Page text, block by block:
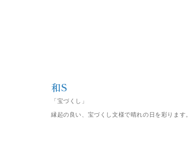
和S
「宝づくし」
縁起の良い、宝づくし文様で晴れの日を彩ります。